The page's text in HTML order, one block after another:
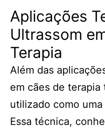
Aplicações
Ultrassom
Terapia
Além das
em cães de terapia
utilizado como
Essa técnica,